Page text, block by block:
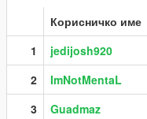
Корисничко име
1
jedijosh920
2
ImNotMentaL
3
Guadmaz